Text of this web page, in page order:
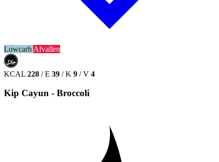
LowcarbAfvallen
حلال
HALAL
KCAL 228 / E 39 / K 9 / V 4
Kip Cayun - Broccoli